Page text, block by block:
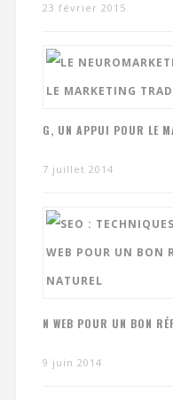
23 février 2015
G, UN APPUI POUR LE
7 juillet 2014
N WEB POUR UN BON
9 juin 2014